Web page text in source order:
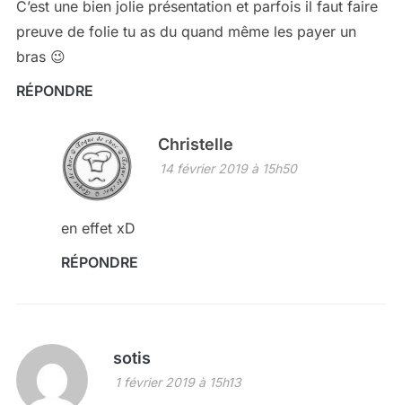
C’est une bien jolie présentation et parfois il faut faire
preuve de folie tu as du quand même les payer un
bras 😉
RÉPONDRE
Christelle
14 février 2019 à 15h50
en effet xD
RÉPONDRE
sotis
1 février 2019 à 15h13